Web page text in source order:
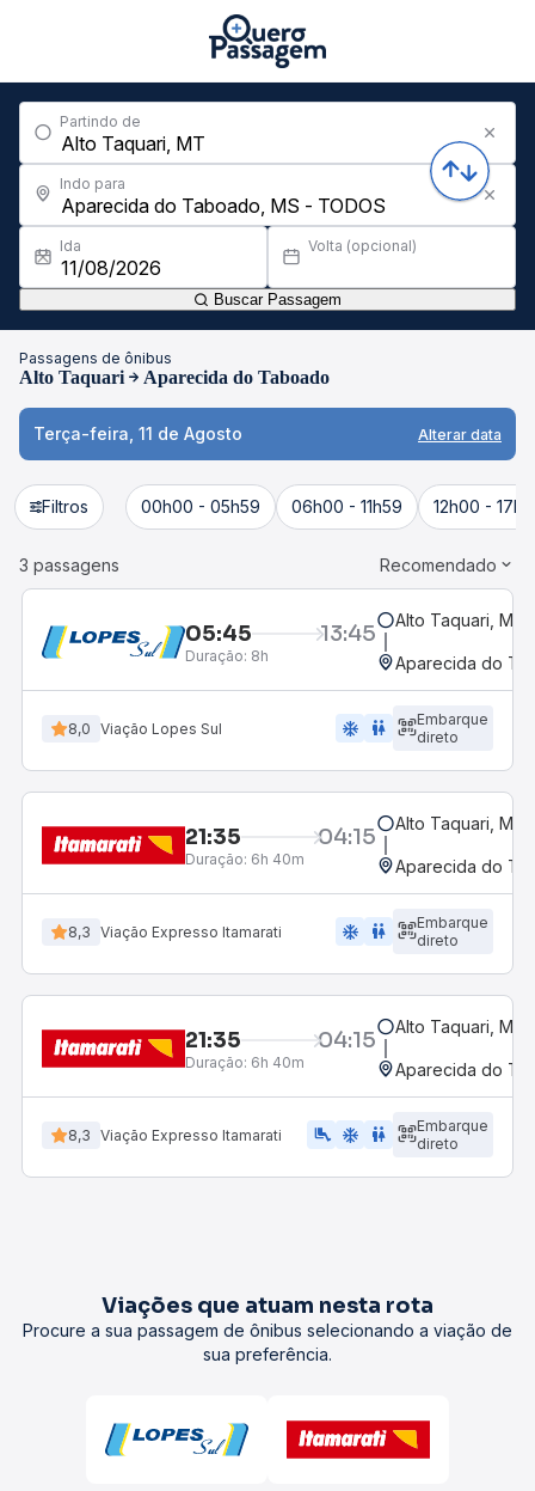
Partindo de
Indo para
Ida Volta (opcional)
Buscar Passagem
Passagens de ônibus
Alto Taquari Aparecida do Taboado
Terça-feira, 11 de Agosto Alterar data
Filtros 00h00 - 05h59 06h00 - 11h59 12h00 -
3 passagens Recomendado
05:45 13:45
Duração: 8h
Alto Taquari, MT
Aparecida do
8,0 Viação Lopes Sul ac_unit wc
Embarque
direto
21:35 04:15
Duração: 6h 40m
Alto Taquari, MT
Aparecida do
8,3 Viação Expresso Itamarati ac_unit wc
Embarque
direto
21:35 04:15
Duração: 6h 40m
Alto Taquari, MT
Aparecida do
8,3 Viação Expresso Itamarati airline_seat_legroom_extra ac_unit wc
Embarque
direto
Viações que atuam nesta rota
Procure a sua passagem de ônibus selecionando a viação de
sua preferência.